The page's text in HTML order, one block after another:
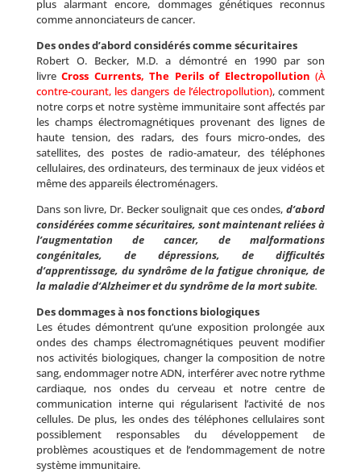
plus alarmant encore, dommages génétiques reconnus
comme annonciateurs de cancer.
Des ondes d’abord considérés comme sécuritaires
Robert O. Becker, M.D. a démontré en 1990 par son
livreCross Currents, The Perils of Electropollution (À
contre-courant, les dangers de l’électropollution), comment
notre corps et notre système immunitaire sont affectés par
les champs électromagnétiques provenant des lignes de
haute tension, des radars, des fours micro-ondes, des
satellites, des postes de radio-amateur, des téléphones
cellulaires, des ordinateurs, des terminaux de jeux vidéos et
même des appareils électroménagers.
Dans son livre, Dr. Becker soulignait que ces ondes,d’abord
considérées comme sécuritaires, sont maintenant reliées à
l’augmentation de cancer, de malformations
congénitales, de dépressions, de difficultés
d’apprentissage, du syndrôme de la fatigue chronique, de
la maladie d’Alzheimer et du syndrôme de la mort subite.
Des dommages à nos fonctions biologiques
Les études démontrent qu’une exposition prolongée aux
ondes des champs électromagnétiques peuvent modifier
nos activités biologiques, changer la composition de notre
sang, endommager notre ADN, interférer avec notre rythme
cardiaque, nos ondes du cerveau et notre centre de
communication interne qui régularisent l’activité de nos
cellules. De plus, les ondes des téléphones cellulaires sont
possiblement responsables du développement de
problèmes acoustiques et de l’endommagement de notre
système immunitaire.